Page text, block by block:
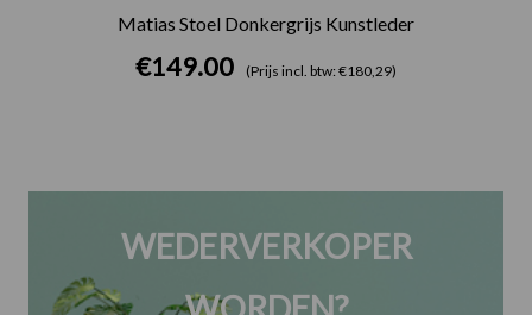
Matias Stoel Donkergrijs Kunstleder
€149.00 (Prijs incl. btw: €180,29)
WEDERVERKOPER